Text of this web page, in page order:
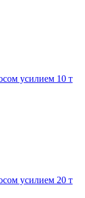
усилием 10 т
усилием 20 т